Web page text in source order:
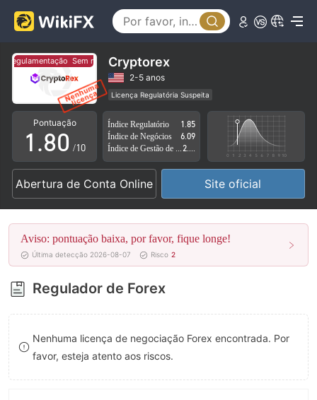
regulamentação Sem regulamentação
Cryptorex
2-5 anos
Licença Regulatória Suspeita
Região de negócios suspeita
Risco potencial alto
Pontuação
0
1
2
3
4
5
6
7
8
9
.
4
5
6
7
8
9
0
1
2
3
4
5
6
7
8
/10
Índice Regulatório
1.85
Índice de Negócios
6.09
Abertura de Conta Online Site oficial
Aviso: pontuação baixa, por favor, fique longe!
Última detecção 2026-08-07 Risco 2
Regulador de Forex
Nenhuma licença de negociação Forex encontrada. Por
favor, esteja atento aos riscos.